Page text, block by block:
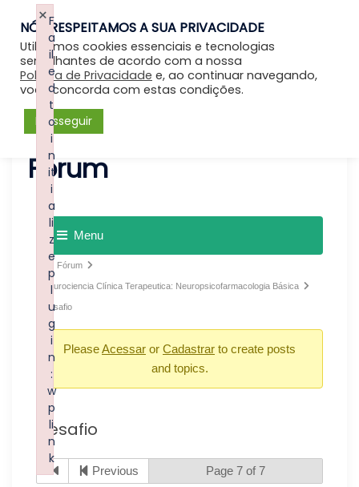
Entrar
Forum
Menu
Fórum
Neurociencia Clínica Terapeutica: Neuropsicofarmacologia Básica
Desafio
PleaseAcessar or Cadastrar to create posts
and topics.
Desafio
Previous Page 7 of 7
NÓS RESPEITAMOS A SUA PRIVACIDADE
Utilizamos cookies essenciais e tecnologias
semelhantes de acordo com a nossa
Política de Privacidade e, ao continuar navegando,
você concorda com estas condições.
Prosseguir
F
a
il
e
d
t
o
i
n
it
i
a
li
z
e
p
l
u
g
i
n
:
w
p
li
n
k
×
Failed to initialize plugin: wplink